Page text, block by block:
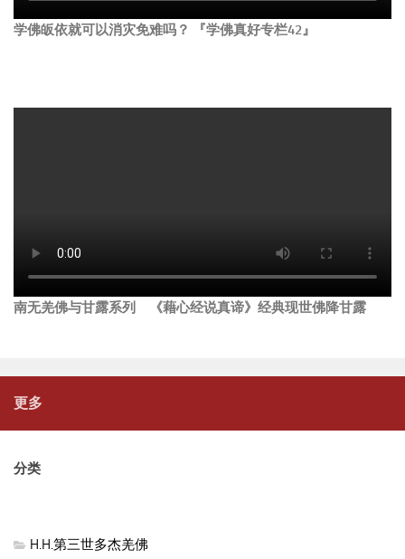
学佛皈依就可以消灾免难吗？ 『学佛真好专栏42』
南无羌佛与甘露系列 《藉心经说真谛》经典现世佛降甘露
更多
分类
H.H.第三世多杰羌佛